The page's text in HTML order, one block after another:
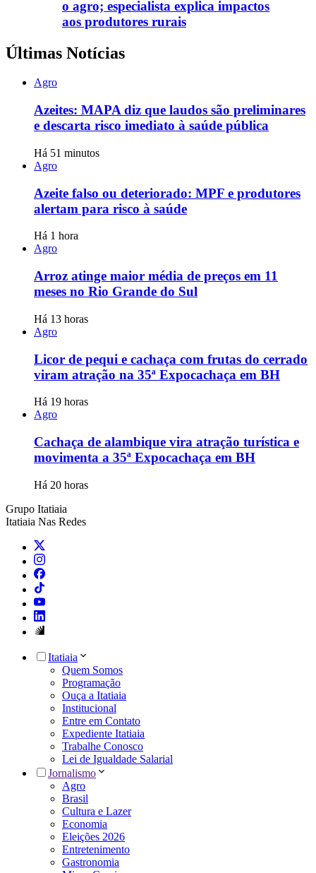
o agro; especialista explica impactos
aos produtores rurais
Últimas Notícias
Agro
Azeites: MAPA diz que laudos são preliminares
e descarta risco imediato à saúde pública
Há 51 minutos
Agro
Azeite falso ou deteriorado: MPF e produtores
alertam para risco à saúde
Há 1 hora
Agro
Arroz atinge maior média de preços em 11
meses no Rio Grande do Sul
Há 13 horas
Agro
Licor de pequi e cachaça com frutas do cerrado
viram atração na 35ª Expocachaça em BH
Há 19 horas
Agro
Cachaça de alambique vira atração turística e
movimenta a 35ª Expocachaça em BH
Há 20 horas
Grupo Itatiaia
Itatiaia Nas Redes
Itatiaia
Quem Somos
Programação
Ouça a Itatiaia
Institucional
Entre em Contato
Expediente Itatiaia
Trabalhe Conosco
Lei de Igualdade Salarial
Jornalismo
Agro
Brasil
Cultura e Lazer
Economia
Eleições 2026
Entretenimento
Gastronomia